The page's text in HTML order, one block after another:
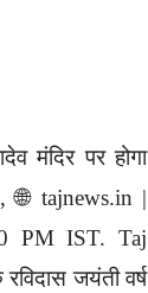
मंदिर पर होगा
🌐 tajnews.in |
PM IST. Taj
जयंती वर्ष